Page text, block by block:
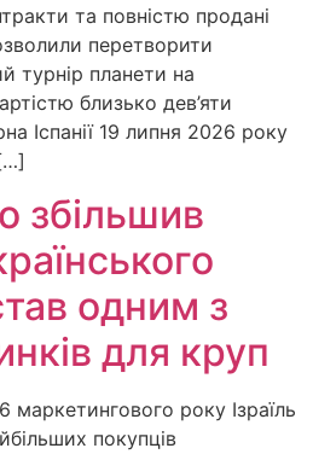
та повністю продані
перетворити
турнір планети на
близько дев’яти
Іспанії 19 липня 2026 року
збільшив
одним з
для круп
року Ізраїль
покупців